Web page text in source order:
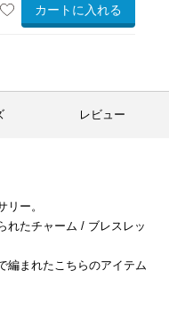
カートに入れる
レビュー
ー。
れたチャーム / ブレスレッ
編まれたこちらのアイテム